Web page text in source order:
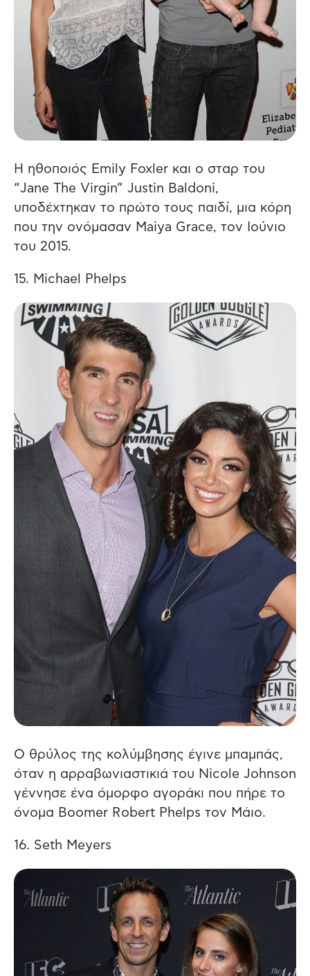
Η ηθοποιός Emily Foxler και ο σταρ του
“Jane The Virgin” Justin Baldoni,
υποδέχτηκαν το πρώτο τους παιδί, μια κόρη
που την ονόμασαν Maiya Grace, τον Ιούνιο
του 2015.
15. Michael Phelps
Ο θρύλος της κολύμβησης έγινε μπαμπάς,
όταν η αρραβωνιαστικιά του Nicole Johnson
γέννησε ένα όμορφο αγοράκι που πήρε το
όνομα Boomer Robert Phelps τον Μάιο.
16. Seth Meyers